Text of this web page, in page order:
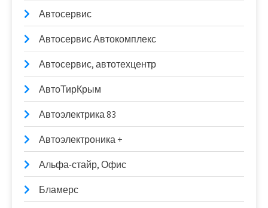
Автосервис
Автосервис Автокомплекс
Автосервис, автотехцентр
АвтоТирКрым
Автоэлектрика 83
Автоэлектроника +
Альфа-стайр, Офис
Бламерс